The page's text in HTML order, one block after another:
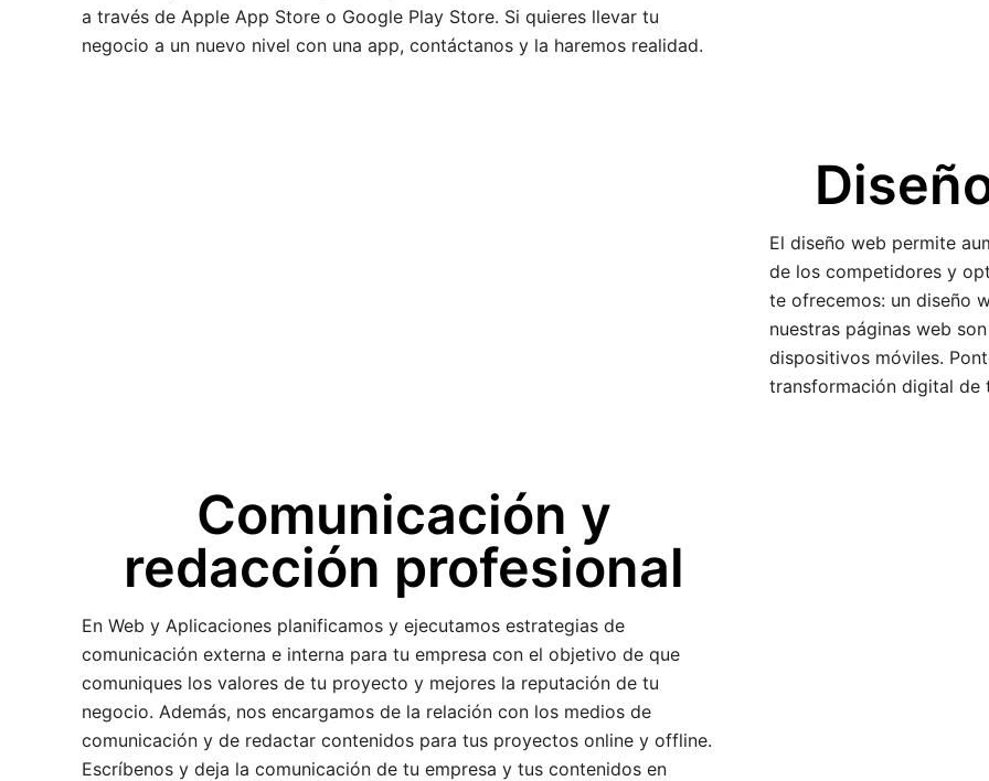
a través de Apple App Store o Google Play Store. Si quieres llevar tu
negocio a un nuevo nivel con una app, contáctanos y la haremos realidad.
El diseño web permite
de los competidores y
te ofrecemos: un diseño
nuestras páginas web
dispositivos móviles.
transformación digital de
Comunicación y
redacción profesional
En Web y Aplicaciones planificamos y ejecutamos estrategias de
comunicación externa e interna para tu empresa con el objetivo de que
comuniques los valores de tu proyecto y mejores la reputación de tu
negocio. Además, nos encargamos de la relación con los medios de
comunicación y de redactar contenidos para tus proyectos online y offline.
Escríbenos y deja la comunicación de tu empresa y tus contenidos en